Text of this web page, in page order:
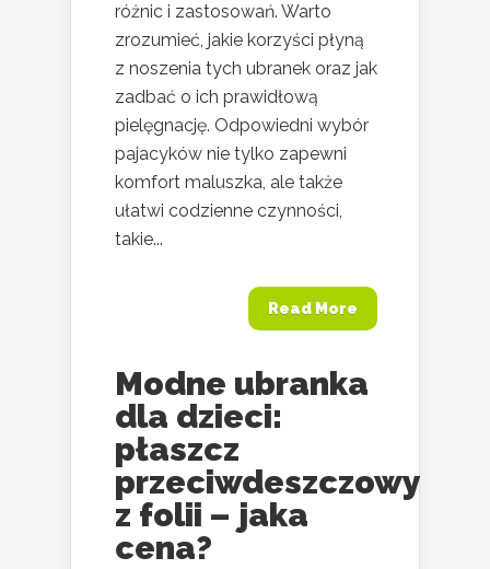
różnic i zastosowań. Warto
zrozumieć, jakie korzyści płyną
z noszenia tych ubranek oraz jak
zadbać o ich prawidłową
pielęgnację. Odpowiedni wybór
pajacyków nie tylko zapewni
komfort maluszka, ale także
ułatwi codzienne czynności,
takie...
Read More
Modne ubranka
dla dzieci:
płaszcz
przeciwdeszczowy
z folii – jaka
cena?